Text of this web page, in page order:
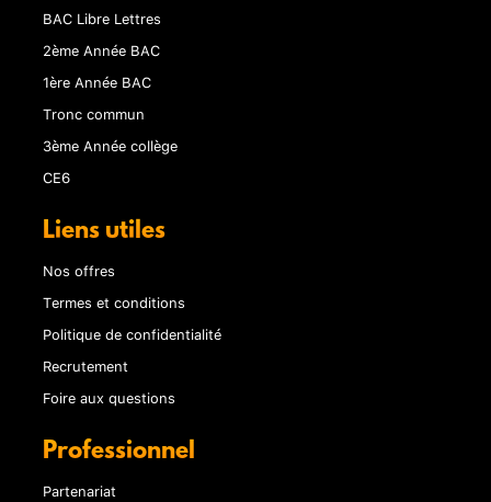
BAC Libre Lettres
2ème Année BAC
1ère Année BAC
Tronc commun
3ème Année collège
CE6
Liens utiles
Nos offres
Termes et conditions
Politique de confidentialité
Recrutement
Foire aux questions
Professionnel
Partenariat